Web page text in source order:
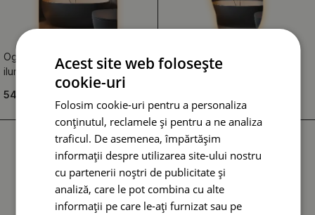
Oglindă dreptunghiulară cu
iluminare de fundal LED
549.99 RON
Oglindă asimetrica cu led
elegantă
Acest site web folosește
cookie-uri
Folosim cookie-uri pentru a personaliza
conținutul, reclamele și pentru a ne analiza
traficul. De asemenea, împărtășim
informații despre utilizarea site-ului nostru
cu partenerii noștri de publicitate și
analiză, care le pot combina cu alte
informații pe care le-ați furnizat sau pe